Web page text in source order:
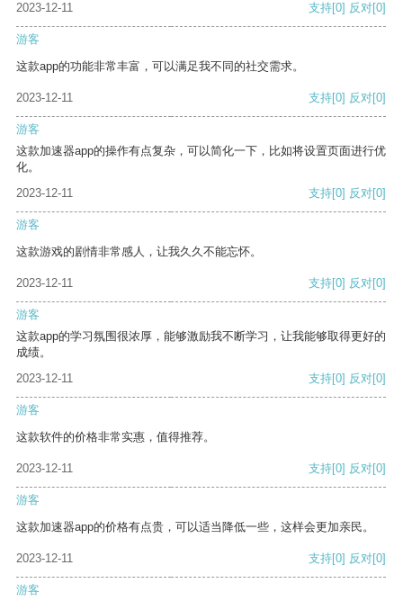
2023-12-11
支持[0] 反对[0]
游客
这款app的功能非常丰富，可以满足我不同的社交需求。
2023-12-11 支持[0] 反对[0]
游客
这款加速器app的操作有点复杂，可以简化一下，比如将设置页面进行优
化。
2023-12-11
支持[0] 反对[0]
游客
这款游戏的剧情非常感人，让我久久不能忘怀。
2023-12-11 支持[0] 反对[0]
游客
这款app的学习氛围很浓厚，能够激励我不断学习，让我能够取得更好的
成绩。
2023-12-11
支持[0] 反对[0]
游客
这款软件的价格非常实惠，值得推荐。
2023-12-11 支持[0] 反对[0]
游客
这款加速器app的价格有点贵，可以适当降低一些，这样会更加亲民。
2023-12-11 支持[0] 反对[0]
游客